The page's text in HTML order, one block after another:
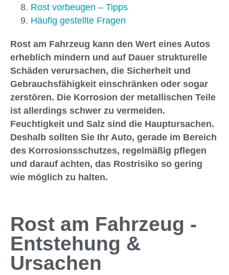
Rost vorbeugen – Tipps
Häufig gestellte Fragen
Rost am Fahrzeug kann den Wert eines Autos
erheblich mindern und auf Dauer strukturelle
Schäden verursachen, die Sicherheit und
Gebrauchsfähigkeit einschränken oder sogar
zerstören. Die Korrosion der metallischen Teile
ist allerdings schwer zu vermeiden.
Feuchtigkeit und Salz sind die Hauptursachen.
Deshalb sollten Sie Ihr Auto, gerade im Bereich
des Korrosionsschutzes, regelmäßig pflegen
und darauf achten, das Rostrisiko so gering
wie möglich zu halten.
Rost am Fahrzeug -
Entstehung &
Ursachen